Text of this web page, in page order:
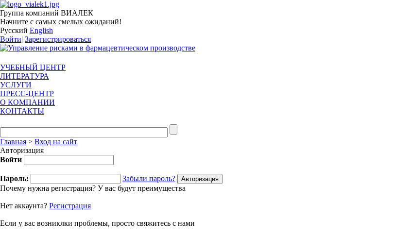
Группа компаний ВИАЛЕК
Начните с самых смелых ожиданий!
Русский English
Войти| Зарегистрироваться
УЧЕБНЫЙ ЦЕНТР
ЛИТЕРАТУРА
УСЛУГИ
ПРЕСС-ЦЕНТР
О КОМПАНИИ
КОНТАКТЫ
Главная > Вход на сайт
Авторизация
Войти
Пароль:
Забыли пароль?
Почему нужна регистрация? У вас будут преимущества
Нет аккаунта? Регистрация
Если у вас возниклки проблемы, просто свяжитесь с нами